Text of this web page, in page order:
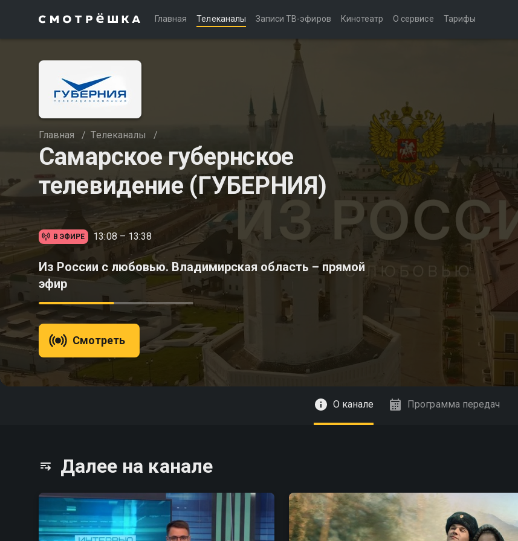
Главная Телеканалы Записи ТВ-эфиров Кинотеатр О сервисе Тарифы
Главная / Телеканалы /
Самарское губернское
телевидение (ГУБЕРНИЯ)
В ЭФИРЕ 13:08 – 13:38
Из России с любовью. Владимирская область – прямой
эфир
Смотреть
О канале Программа передач
Далее на канале